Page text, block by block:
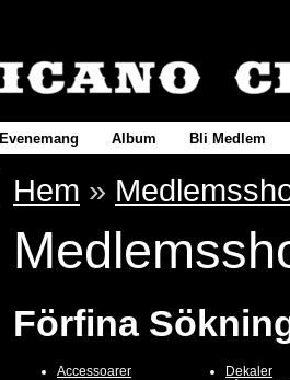
Evenemang Album Bli Medlem
Hem »
Förfina
Accessoarer
Dekaler